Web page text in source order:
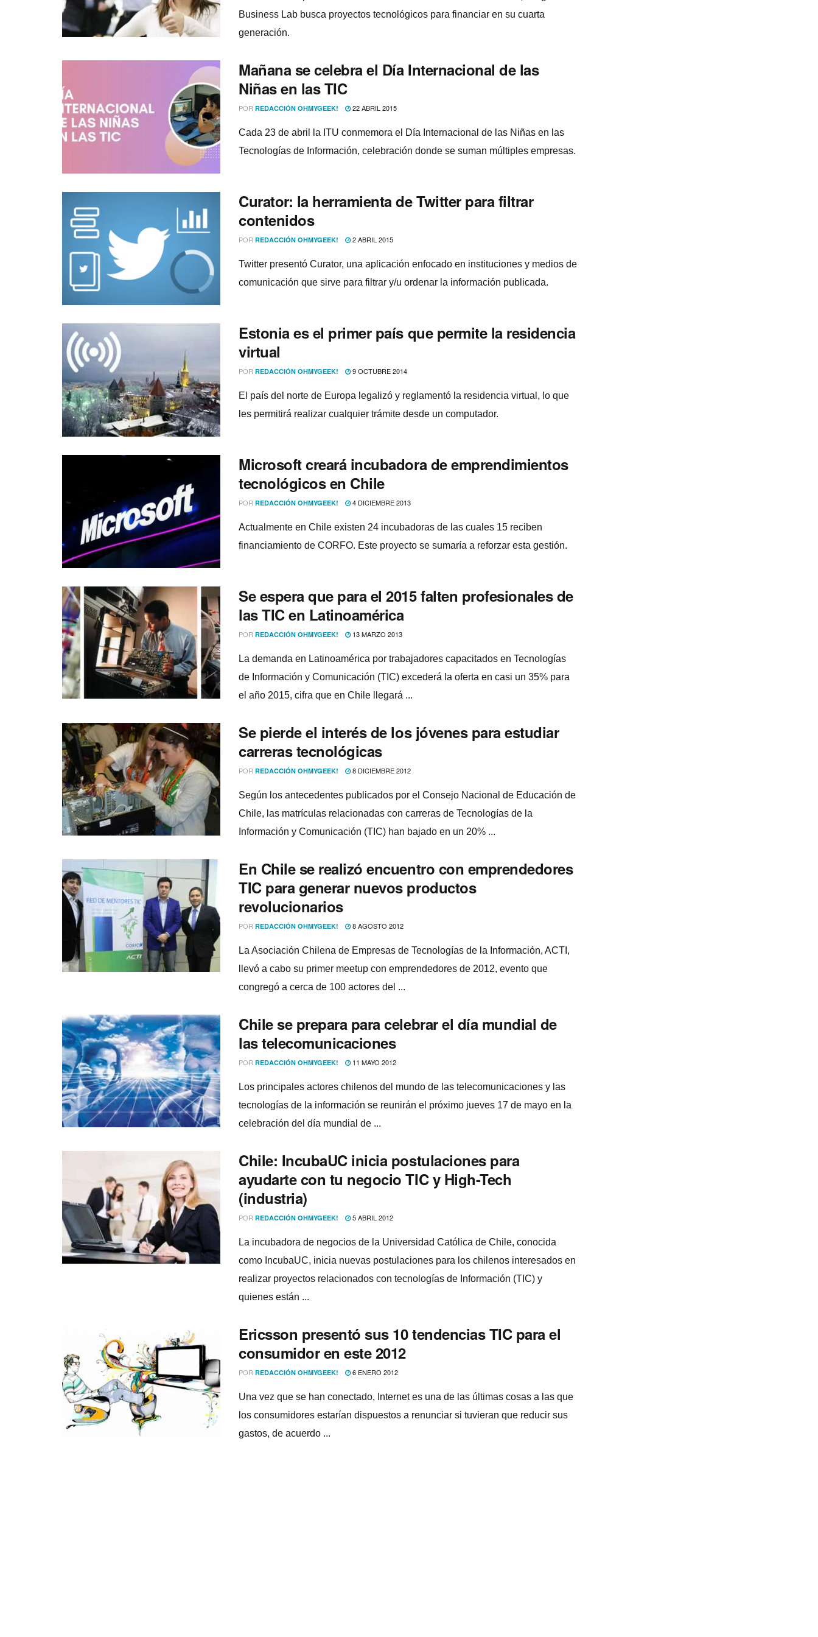
Business Lab busca proyectos tecnológicos para financiar en su cuarta
generación.
Mañana se celebra el Dí­a Internacional de las
Niñas en las TIC
POR REDACCIÓN OHMYGEEK! 22 ABRIL 2015
Cada 23 de abril la ITU conmemora el Dí­a Internacional de las Niñas en las
Tecnologí­as de Información, celebración donde se suman múltiples empresas.
Curator: la herramienta de Twitter para filtrar
contenidos
POR REDACCIÓN OHMYGEEK! 2 ABRIL 2015
Twitter presentó Curator, una aplicación enfocado en instituciones y medios de
comunicación que sirve para filtrar y/u ordenar la información publicada.
Estonia es el primer paí­s que permite la residencia
virtual
POR REDACCIÓN OHMYGEEK! 9 OCTUBRE 2014
El paí­s del norte de Europa legalizó y reglamentó la residencia virtual, lo que
les permitirá realizar cualquier trámite desde un computador.
Microsoft creará incubadora de emprendimientos
tecnológicos en Chile
POR REDACCIÓN OHMYGEEK! 4 DICIEMBRE 2013
Actualmente en Chile existen 24 incubadoras de las cuales 15 reciben
financiamiento de CORFO. Este proyecto se sumarí­a a reforzar esta gestión.
Se espera que para el 2015 falten profesionales de
las TIC en Latinoamérica
POR REDACCIÓN OHMYGEEK! 13 MARZO 2013
La demanda en Latinoamérica por trabajadores capacitados en Tecnologí­as
de Información y Comunicación (TIC) excederá la oferta en casi un 35% para
el año 2015, cifra que en Chile llegará ...
Se pierde el interés de los jóvenes para estudiar
carreras tecnológicas
POR REDACCIÓN OHMYGEEK! 8 DICIEMBRE 2012
Según los antecedentes publicados por el Consejo Nacional de Educación de
Chile, las matrí­culas relacionadas con carreras de Tecnologí­as de la
Información y Comunicación (TIC) han bajado en un 20% ...
En Chile se realizó encuentro con emprendedores
TIC para generar nuevos productos
revolucionarios
POR REDACCIÓN OHMYGEEK! 8 AGOSTO 2012
La Asociación Chilena de Empresas de Tecnologí­as de la Información, ACTI,
llevó a cabo su primer meetup con emprendedores de 2012, evento que
congregó a cerca de 100 actores del ...
Chile se prepara para celebrar el dí­a mundial de
las telecomunicaciones
POR REDACCIÓN OHMYGEEK! 11 MAYO 2012
Los principales actores chilenos del mundo de las telecomunicaciones y las
tecnologí­as de la información se reunirán el próximo jueves 17 de mayo en la
celebración del dí­a mundial de ...
Chile: IncubaUC inicia postulaciones para
ayudarte con tu negocio TIC y High-Tech
(industria)
POR REDACCIÓN OHMYGEEK! 5 ABRIL 2012
La incubadora de negocios de la Universidad Católica de Chile, conocida
como IncubaUC, inicia nuevas postulaciones para los chilenos interesados en
realizar proyectos relacionados con tecnologí­as de Información (TIC) y
quienes están ...
Ericsson presentó sus 10 tendencias TIC para el
consumidor en este 2012
POR REDACCIÓN OHMYGEEK! 6 ENERO 2012
Una vez que se han conectado, Internet es una de las últimas cosas a las que
los consumidores estarí­an dispuestos a renunciar si tuvieran que reducir sus
gastos, de acuerdo ...